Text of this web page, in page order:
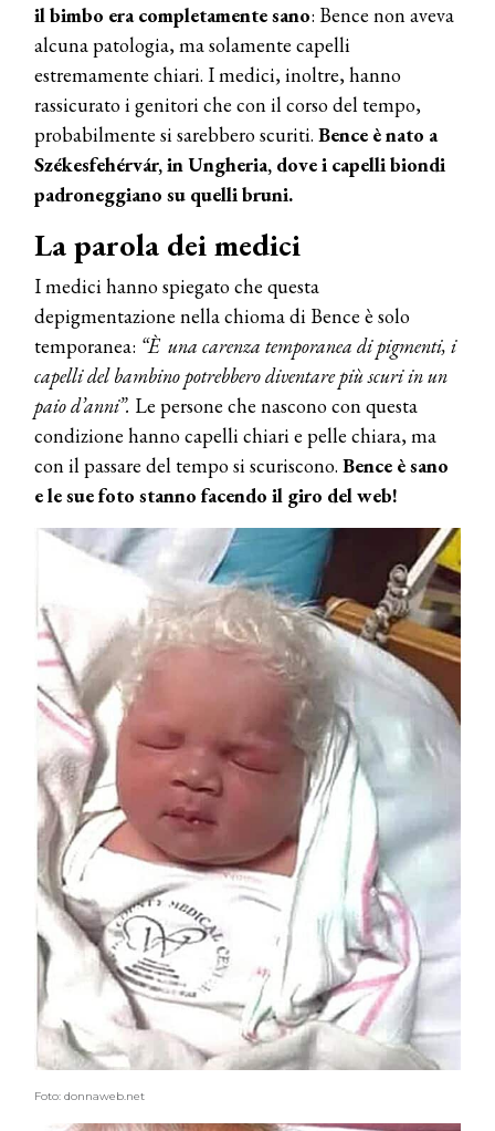
il bimbo era completamente sano: Bence non aveva
alcuna patologia, ma solamente capelli
estremamente chiari. I medici, inoltre, hanno
rassicurato i genitori che con il corso del tempo,
probabilmente si sarebbero scuriti. Bence è nato a
Székesfehérvár, in Ungheria, dove i capelli biondi
padroneggiano su quelli bruni.
La parola dei medici
I medici hanno spiegato che questa
depigmentazione nella chioma di Bence è solo
temporanea: “È una carenza temporanea di pigmenti, i
capelli del bambino potrebbero diventare più scuri in un
paio d’anni”. Le persone che nascono con questa
condizione hanno capelli chiari e pelle chiara, ma
con il passare del tempo si scuriscono. Bence è sano
e le sue foto stanno facendo il giro del web!
Foto: donnaweb.net
COSMOPROF WORLDWIDE BOLOGNA
Cosmprof Worldwide Bologna
presenta THE BEAUTY &
WELLNESS CONGRESS 2022: I
TEMI
DYSON
Dyson presenta la nuova collezione
pervinca e rosé per Natale
COTRIL
Continua la carrellata di look firmati